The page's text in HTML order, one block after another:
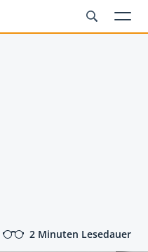
2 Minuten Lesedauer